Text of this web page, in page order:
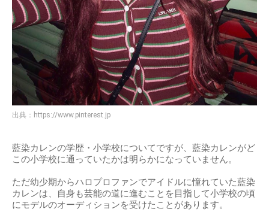
出典： https://www.pinterest.jp
藍染カレンの学歴・小学校についてですが、藍染カレンがど
この小学校に通っていたかは明らかになっていません。
ただ幼少期からハロプロファンでアイドルに憧れていた藍染
カレンは、自身も芸能の道に進むことを目指して小学校の頃
にモデルのオーディションを受けたことがあります。